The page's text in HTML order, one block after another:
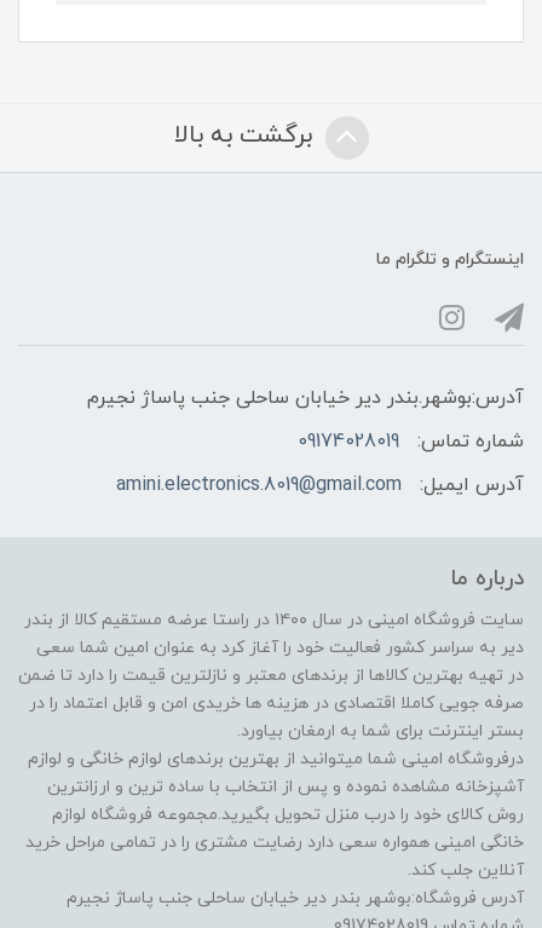
برگشت به بالا
اینستگرام و تلگرام ما
آدرس:بوشهر.بندر دیر خیابان ساحلی جنب پاساژ نجیرم
شماره تماس:
09174028019
آدرس ایمیل:
amini.electronics.8019@gmail.com
درباره ما
سایت فروشگاه امینی در سال ۱۴۰۰ در راستا عرضه مستقیم کالا از بندر
دیر به سراسر کشور فعالیت خود را آغاز کرد به عنوان امین شما سعی
در تهیه بهترین کالاها از برندهای معتبر و نازلترین قیمت را دارد تا ضمن
صرفه جویی کاملا اقتصادی در هزینه ها خریدی امن و قابل اعتماد را در
بستر اینترنت برای شما به ارمغان بیاورد.
درفروشگاه امینی شما میتوانید از بهترین برندهای لوازم خانگی و لوازم
آشپزخانه مشاهده نموده و پس از انتخاب با ساده ترین و ارزانترین
روش کالای خود را درب منزل تحویل بگیرید.مجموعه فروشگاه لوازم
خانگی امینی همواره سعی دارد رضایت مشتری را در تمامی مراحل خرید
آنلاین جلب کند.
آدرس فروشگاه:بوشهر بندر دیر خیابان ساحلی جنب پاساژ نجیرم